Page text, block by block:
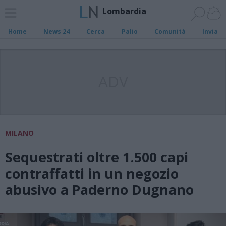
Lombardia
Home News 24 Cerca Palio Comunità Invia
MILANO
Sequestrati oltre 1.500 capi
contraffatti in un negozio
abusivo a Paderno Dugnano